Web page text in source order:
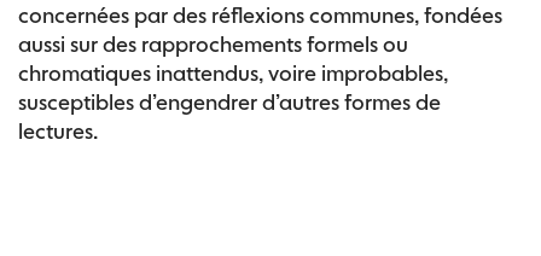
concernées par des réflexions communes, fondées
aussi sur des rapprochements formels ou
chromatiques inattendus, voire improbables,
susceptibles d’engendrer d’autres formes de
lectures.